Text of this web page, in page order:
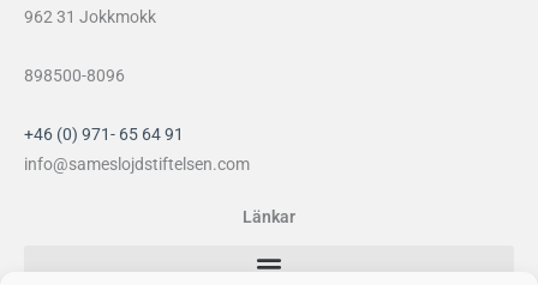
962 31 Jokkmokk
898500-8096
+46 (0) 971- 65 64 91
info@sameslojdstiftelsen.com
Länkar